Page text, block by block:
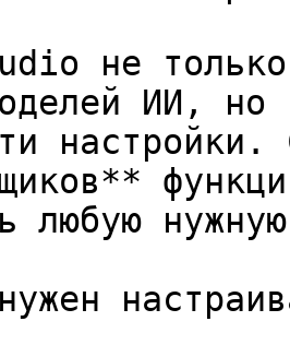
не только
ИИ, но
любую